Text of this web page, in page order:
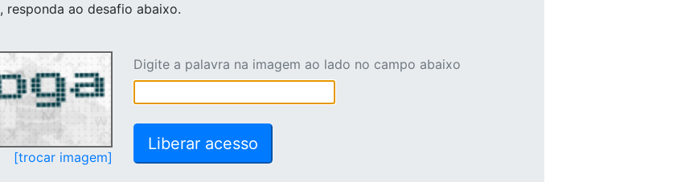
, responda ao desafio abaixo.
[trocar imagem]
Digite a palavra na imagem ao lado no campo abaixo